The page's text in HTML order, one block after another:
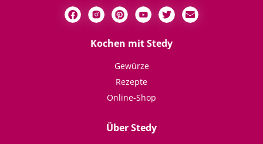
Kochen mit Stedy
Gewürze
Rezepte
Online-Shop
Über Stedy